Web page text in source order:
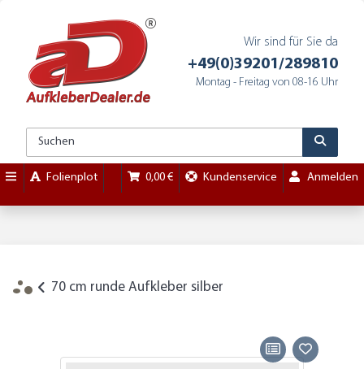
Wir sind für Sie da
+49(0)39201/289810
Montag - Freitag von 08-16 Uhr
Folienplot 0,00 € Kundenservice Anmelden
70 cm runde Aufkleber silber